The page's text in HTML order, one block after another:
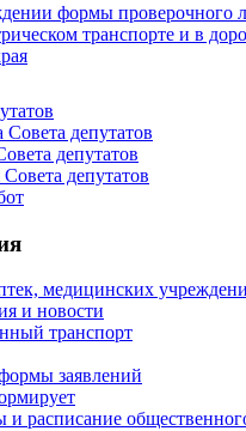
формы проверочного
транспорте и в
Совета депутатов
депутатов
депутатов
медицинских
и новости
транспорт
заявлений
расписание